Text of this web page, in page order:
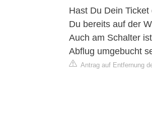
Hast Du Dein
Du bereits auf der
Auch am Schalter
Abflug umgebucht
Antrag auf Entfernung